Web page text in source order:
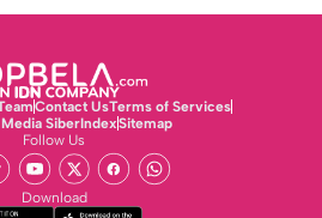
Contact UsTerms of Services
SiberIndexSitemap
Follow Us
Download